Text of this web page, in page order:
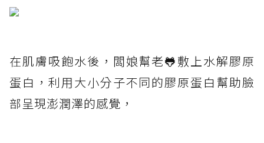
在肌膚吸飽水後，闆娘幫老🐸敷上水解膠原
蛋白，利用大小分子不同的膠原蛋白幫助臉
部呈現澎潤澤的感覺，